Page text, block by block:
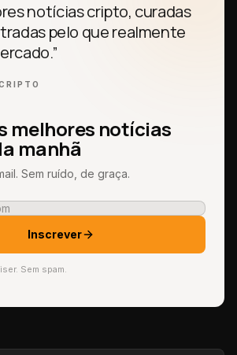
notícias cripto, curadas
pelo que realmente
melhores notícias
manhã
Sem ruído, de graça.
Inscrever
Sem spam.